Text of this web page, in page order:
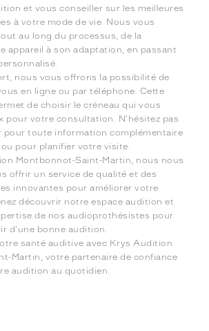
et vous conseiller sur les meilleures
à votre mode de vie. Nous vous
au long du processus, de la
appareil à son adaptation, en passant
nous vous offrons la possibilité de
en ligne ou par téléphone. Cette
de choisir le créneau qui vous
pour votre consultation. N'hésitez pas
pour toute information complémentaire
pour planifier votre visite.
Montbonnot-Saint-Martin, nous nous
offrir un service de qualité et des
innovantes pour améliorer votre
découvrir notre espace audition et
de nos audioprothésistes pour
d'une bonne audition.
santé auditive avec Krys Audition
Martin, votre partenaire de confiance
audition au quotidien.